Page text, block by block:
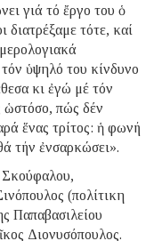
γιά τό ἔργο του ὁ
διατρέξαμε τότε, καί
ὑψηλό του κίνδυνο
κι ἐγώ μέ τόν
ὡστόσο, πώς δέν
ἕνας τρίτος: ἡ φωνή
τήν ἐνσαρκώσει».
Σκούφαλου,
(πολίτικη
Παπαβασιλείου
Διονυσόπουλος.